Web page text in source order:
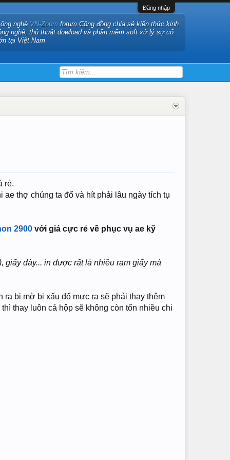
Đăng nhập
nghệ VN-Zoom forum Cộng đồng chia sẻ kiến thức kinh
nghệ, thủ thuật dowload và phần mềm soft xử lý sự cố
tại Việt Nam
rẻ.
thợ chúng ta đổ và hít phải lâu ngày tích tụ
2900 với giá cực rẻ về phục vụ ae kỹ
giấy dày... in được rất là nhiều ram giấy mà
bị mờ bị xấu đổ mực ra sẽ phải thay thêm
thay luôn cả hộp sẽ không còn tốn nhiều chi